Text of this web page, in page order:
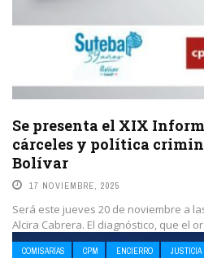
Se presenta el XIX
cárceles y política
Bolívar
17 NOVIEMBRE, 2025
Será este jueves 20 de noviembre a
Alcira Cabrera. El diagnóstico, que el
realizando a ...
COMISARÍAS CPM ENCIERRO JUSTICIA